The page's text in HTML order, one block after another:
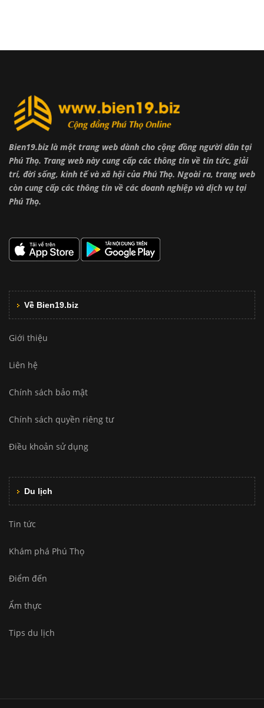
Bien19.biz là một trang web dành cho cộng đồng người dân tại
Phú Thọ. Trang web này cung cấp các thông tin về tin tức, giải
trí, đời sống, kinh tế và xã hội của Phú Thọ. Ngoài ra, trang web
còn cung cấp các thông tin về các doanh nghiệp và dịch vụ tại
Phú Thọ.
Về Bien19.biz
Giới thiệu
Liên hệ
Chính sách bảo mật
Chính sách quyền riêng tư
Điều khoản sử dụng
Du lịch
Tin tức
Khám phá Phú Thọ
Điểm đến
Ẩm thực
Tips du lịch